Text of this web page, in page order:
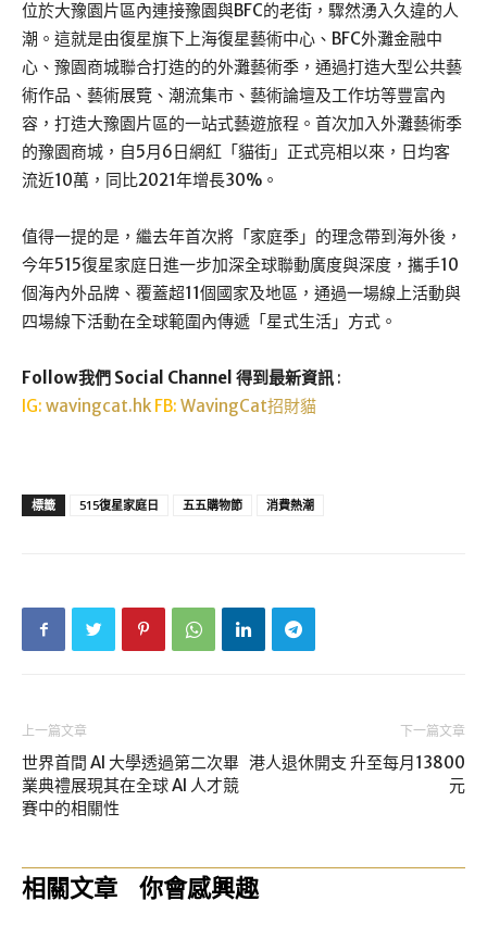
位於大豫園片區內連接豫園與BFC的老街，驟然湧入久違的人
潮。這就是由復星旗下上海復星藝術中心、BFC外灘金融中
心、豫園商城聯合打造的的外灘藝術季，通過打造大型公共藝
術作品、藝術展覽、潮流集市、藝術論壇及工作坊等豐富內
容，打造大豫園片區的一站式藝遊旅程。首次加入外灘藝術季
的豫園商城，自5月6日網紅「貓街」正式亮相以來，日均客
流近10萬，同比2021年增長30%。
值得一提的是，繼去年首次將「家庭季」的理念帶到海外後，
今年515復星家庭日進一步加深全球聯動廣度與深度，攜手10
個海內外品牌、覆蓋超11個國家及地區，通過一場線上活動與
四場線下活動在全球範圍內傳遞「星式生活」方式。
Follow我們 Social Channel 得到最新資訊 :
IG: wavingcat.hk FB: WavingCat招財貓
標籤 515復星家庭日 五五購物節 消費熱潮
上一篇文章
世界首間 AI 大學透過第二次畢
業典禮展現其在全球 AI 人才競
賽中的相關性
下一篇文章
港人退休開支 升至每月13800
元
相關文章 你會感興趣